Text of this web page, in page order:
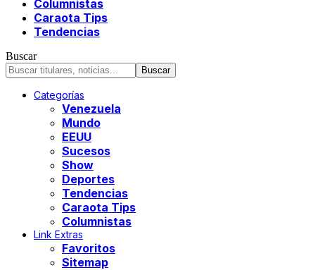
Columnistas
Caraota Tips
Tendencias
Buscar
Categorías
Venezuela
Mundo
EEUU
Sucesos
Show
Deportes
Tendencias
Caraota Tips
Columnistas
Link Extras
Favoritos
Sitemap